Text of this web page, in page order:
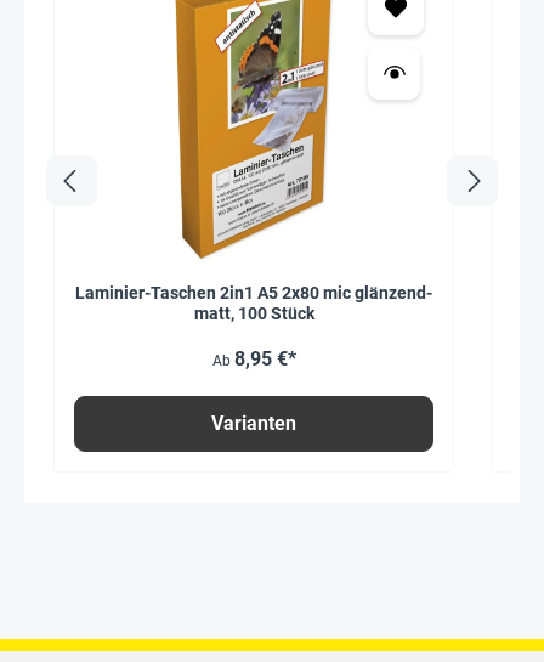
Laminier-Taschen 2in1 A5 2x80 mic glänzend-
matt, 100 Stück
Ab 8,95 €*
Varianten